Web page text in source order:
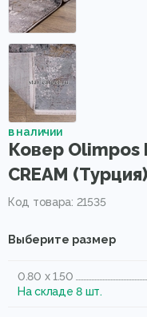
в наличии
Ковер Olimpos
CREAM (Турция)
Код товара: 21535
Выберите размер
0.80 x 1.50
На складе 8 шт.